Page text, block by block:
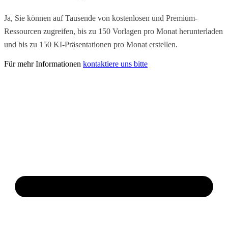
Ja, Sie können auf Tausende von kostenlosen und Premium-
Ressourcen zugreifen, bis zu 150 Vorlagen pro Monat herunterladen
und bis zu 150 KI-Präsentationen pro Monat erstellen.
Für mehr Informationen kontaktiere uns bitte